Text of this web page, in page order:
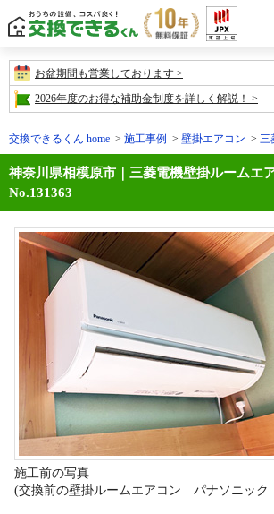
お盆期間も営業しております
2026年度のお得な補助金制度を詳しく解説！
交換できるくん home 施工事例 壁掛エアコン 三
神奈川県相模原市｜三菱電機壁掛ルームエ
No.131363
施工前の写真
(交換前の壁掛ルームエアコン パナソニック